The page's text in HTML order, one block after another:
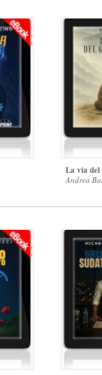
La via
Andrea